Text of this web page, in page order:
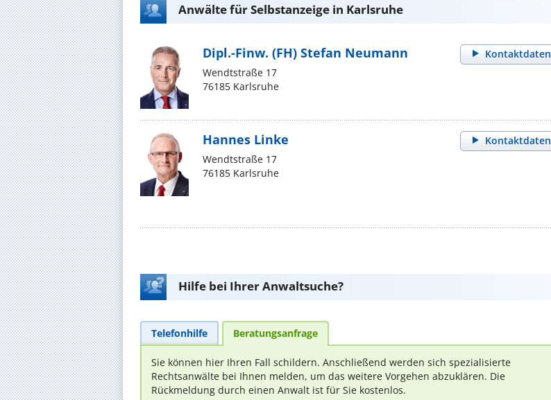
Anwälte für Selbstanzeige in Karlsruhe
Kontaktdaten
Dipl.-Finw. (FH) Stefan Neumann
Wendtstraße 17
76185 Karlsruhe
Kontaktdaten
Hannes Linke
Wendtstraße 17
76185 Karlsruhe
Hilfe bei Ihrer Anwaltsuche?
Telefonhilfe Beratungsanfrage
Sie können hier Ihren Fall schildern. Anschließend werden sich spezialisierte
Rechtsanwälte bei Ihnen melden, um das weitere Vorgehen abzuklären. Die
Rückmeldung durch einen Anwalt ist für Sie kostenlos.